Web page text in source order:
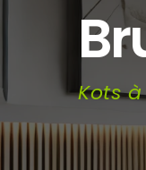
Kots